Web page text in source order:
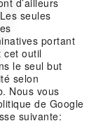
d’ailleurs
seules
portant
cet outil
le seul but
selon
Nous vous
de Google
suivante: